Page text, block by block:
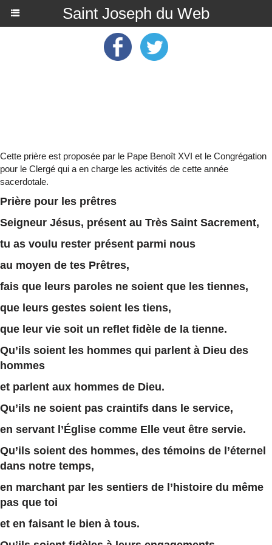
Saint Joseph du Web
Cette prière est proposée par le Pape Benoît XVI et le Congrégation
pour le Clergé qui a en charge les activités de cette année
sacerdotale.
Prière pour les prêtres
Seigneur Jésus, présent au Très Saint Sacrement,
tu as voulu rester présent parmi nous
au moyen de tes Prêtres,
fais que leurs paroles ne soient que les tiennes,
que leurs gestes soient les tiens,
que leur vie soit un reflet fidèle de la tienne.
Qu’ils soient les hommes qui parlent à Dieu des
hommes
et parlent aux hommes de Dieu.
Qu’ils ne soient pas craintifs dans le service,
en servant l’Église comme Elle veut être servie.
Qu’ils soient des hommes, des témoins de l’éternel
dans notre temps,
en marchant par les sentiers de l’histoire du même
pas que toi
et en faisant le bien à tous.